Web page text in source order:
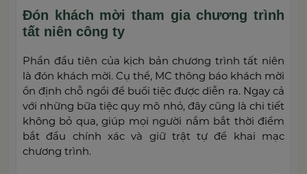
Đón khách mời tham gia chương trình
tất niên công ty
Phần đầu tiên của kịch bản chương trình tất niên
là đón khách mời. Cụ thể, MC thông báo khách mời
ổn định chỗ ngồi để buổi tiệc được diễn ra. Ngay cả
với những bữa tiệc quy mô nhỏ, đây cũng là chi tiết
không bỏ qua, giúp mọi người nắm bắt thời điểm
bắt đầu chính xác và giữ trật tự để khai mạc
chương trình.